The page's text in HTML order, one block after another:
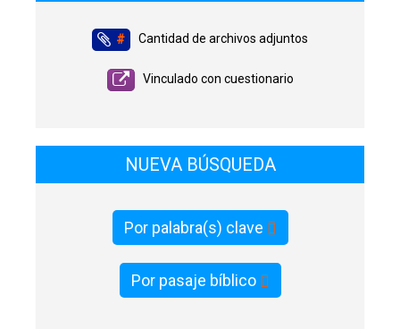
# Cantidad de archivos adjuntos
Vinculado con cuestionario
NUEVA BÚSQUEDA
Por palabra(s) clave
Por pasaje bíblico